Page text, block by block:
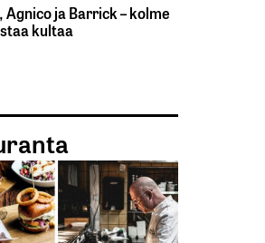
Agnico ja Barrick – kolme
kultaa